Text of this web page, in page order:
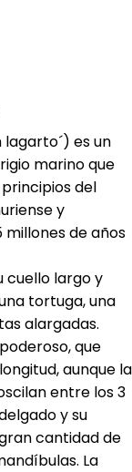
lagarto´) es un
marino que
del
y
millones de años
cuello largo y
tortuga, una
alargadas.
que
aunque la
entre los 3
y su
cantidad de
La